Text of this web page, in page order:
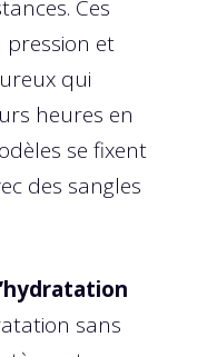
Ces
pression et
qui
heures en
se fixent
des sangles
sans